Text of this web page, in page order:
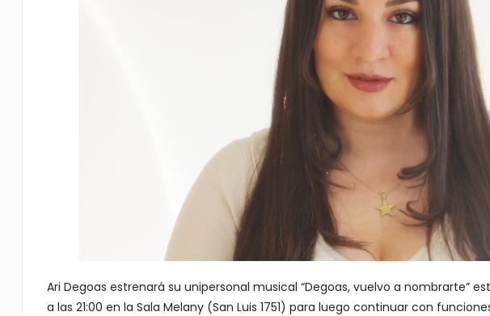
Ari Degoas estrenará su unipersonal musical “Degoas, vuelvo a nombrarte”
a las 21:00 en la Sala Melany (San Luis 1751) para luego continuar con